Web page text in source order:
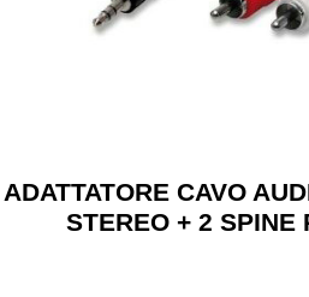
ADATTATORE CAVO
STEREO + 2 SPINE